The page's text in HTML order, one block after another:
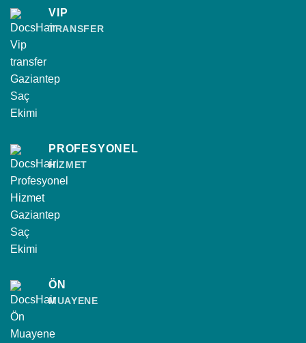
VIP
TRANSFER
PROFESYONEL
HİZMET
ÖN
MUAYENE